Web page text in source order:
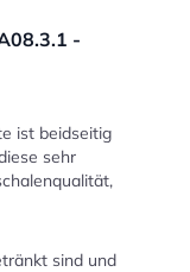
-
ist beidseitig
sehr
sind und